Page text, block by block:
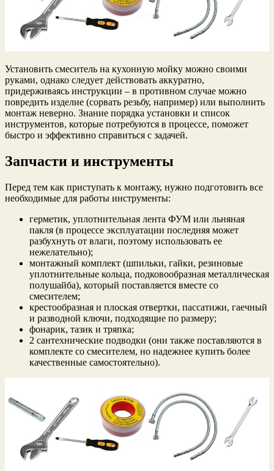
Установить смеситель на кухонную мойку можно своими
руками, однако следует действовать аккуратно,
придерживаясь инструкции – в противном случае можно
повредить изделие (сорвать резьбу, например) или выполнить
монтаж неверно. Знание порядка установки и список
инструментов, которые потребуются в процессе, поможет
быстро и эффективно справиться с задачей.
Запчасти и инструменты
Перед тем как приступать к монтажу, нужно подготовить все
необходимые для работы инструменты:
герметик, уплотнительная лента ФУМ или льняная
пакля (в процессе эксплуатации последняя может
разбухнуть от влаги, поэтому использовать ее
нежелательно);
монтажный комплект (шпильки, гайки, резиновые
уплотнительные кольца, подковообразная металлическая
полушайба), который поставляется вместе со
смесителем;
крестообразная и плоская отвертки, пассатижи, гаечный
и разводной ключи, подходящие по размеру;
фонарик, тазик и тряпка;
2 сантехнические подводки (они также поставляются в
комплекте со смесителем, но надежнее купить более
качественные самостоятельно).